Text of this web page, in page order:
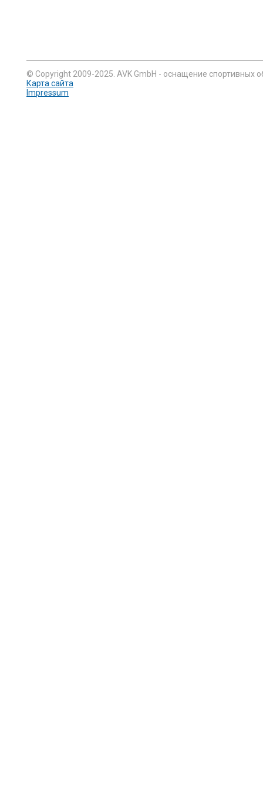
© Copyright 2009-2025. AVK GmbH - оснащение спортивных
Карта сайта
Impressum